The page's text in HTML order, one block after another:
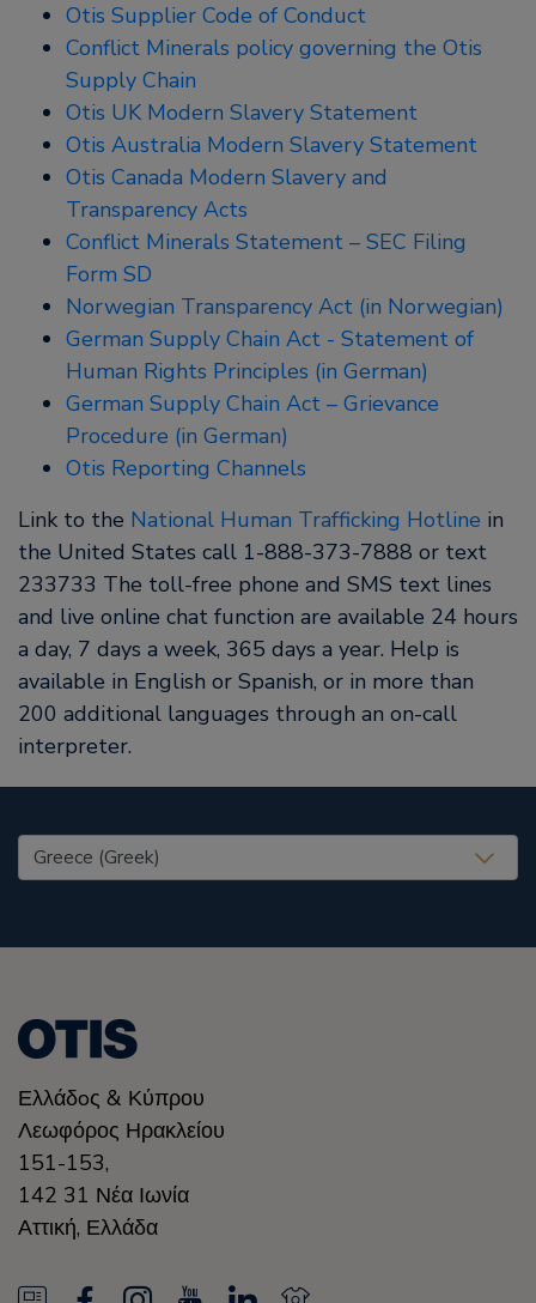
Otis Supplier Code of Conduct
Conflict Minerals policy governing the Otis
Supply Chain
Otis UK Modern Slavery Statement
Otis Australia Modern Slavery Statement
Otis Canada Modern Slavery and
Transparency Acts
Conflict Minerals Statement – SEC Filing
Form SD
Norwegian Transparency Act (in Norwegian)
German Supply Chain Act - Statement of
Human Rights Principles (in German)
German Supply Chain Act – Grievance
Procedure (in German)
Otis Reporting Channels
Link to the National Human Trafficking Hotline in
the United States call 1-888-373-7888 or text
233733 The toll-free phone and SMS text lines
and live online chat function are available 24 hours
a day, 7 days a week, 365 days a year. Help is
available in English or Spanish, or in more than
200 additional languages through an on-call
interpreter.
United States (EN)
Ελλάδoς & Κύπρου
Λεωφόρος Ηρακλείου
151-153,
142 31 Νέα Ιωνία
Αττική, Ελλάδα